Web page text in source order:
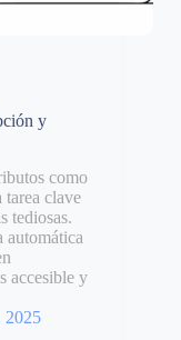
y
como
clave
tediosas.
automática
accesible y
2025